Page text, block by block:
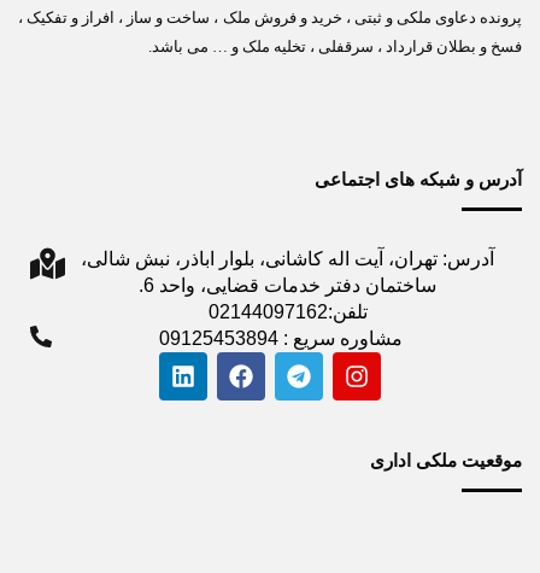
پرونده دعاوی ملکی و ثبتی ، خرید و فروش ملک ، ساخت و ساز ، افراز و تفکیک ،
فسخ و بطلان قرارداد ، سرقفلی ، تخلیه ملک و … می باشد.
آدرس و شبکه های اجتماعی
آدرس: تهران، آیت اله کاشانی، بلوار اباذر، نبش شالی،
ساختمان دفتر خدمات قضایی، واحد 6.
تلفن:02144097162
مشاوره سریع : 09125453894
موقعیت ملکی اداری